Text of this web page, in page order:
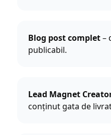
Blog post complet–
publicabil.
Lead Magnet
conținut gata de